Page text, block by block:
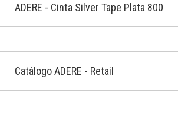
ADERE - Cinta Silver Tape Plata 800
Catálogo ADERE - Retail